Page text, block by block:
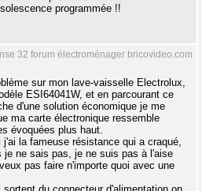
programmée !!
32 forum électroménager bricovideo.com
sur mon lave-vaisselle Electrolux,
ESI64041W, et en parcourant ce
d'une solution économique je me
ma carte électronique ressemble
évoquées plus haut.
la fameuse résistance qui a craqué,
je ne sais pas, je ne suis pas à l'aise
pas faire n'importe quoi avec une